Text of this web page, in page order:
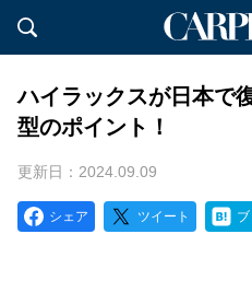
ハイラックスが日本で
型のポイント！
更新日：2024.09.09
シェア ツイート